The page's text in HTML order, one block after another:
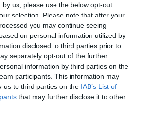
by us, please use the below opt-out
selection. Please note that after your
you may continue seeing
on personal information utilized by
disclosed to third parties prior to
separately opt-out of the further
information by third parties on the
participants. This information may
us to third parties on the IAB’s List of
that may further disclose it to other
12:15
Θετικός στον κορoνοϊό ο
στο newsletter